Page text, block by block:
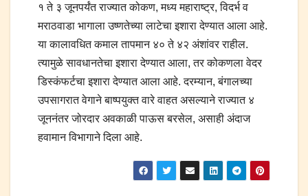
१ ते ३ जूनपर्यंत राज्यात कोकण, मध्य महाराष्ट्र, विदर्भ व
मराठवाडा भागाला उष्णतेच्या लाटेचा इशारा देण्यात आला आहे.
या कालावधित कमाल तापमान ४० ते ४२ अंशांवर राहील.
त्यामुळे सावधानतेचा इशारा देण्यात आला, तर कोकणला वेदर
डिस्कंफर्टचा इशारा देण्यात आला आहे. दरम्यान, बंगालच्या
उपसागरात वेगाने बाष्पयुक्त वारे वाहत असल्याने राज्यात ४
जूननंतर जोरदार अवकाळी पाऊस बरसेल, असाही अंदाज
हवामान विभागाने दिला आहे.